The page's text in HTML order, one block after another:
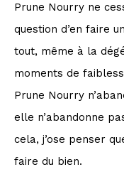
Prune Nourry ne
question d’en faire
tout, même à la
moments de
Prune Nourry
elle n’abandonne
cela, j’ose penser
faire du bien.